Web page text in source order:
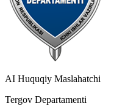
AI Huquqiy Maslahatchi
Tergov Departamenti